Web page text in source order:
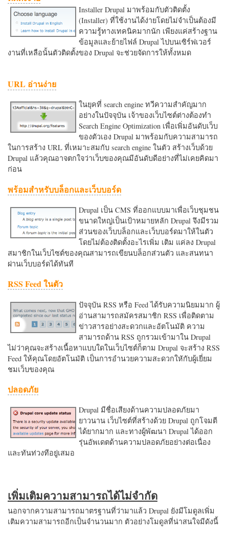
Installer Drupal มาพร้อมกับตัวติดตั้ง
(Installer) ที่ใช้งานได้ง่ายโดยไม่จำเป็นต้องมี
ความรู้ทางเทคนิคมากนัก เพียงแค่สร้างฐาน
ข้อมูลและย้ายไฟล์ Drupal ไปบนเซิร์ฟเวอร์
งานที่เหลือนั้นตัวติดตั้งของ Drupal จะช่วยจัดการให้ทั้งหมด
URL อ่านง่าย
ในยุคที่ search engine ทวีความสำคัญมาก
อย่างในปัจจุบัน เจ้าของเว็บไซต์ต่างต้องทำ
Search Engine Optimization เพื่อเพิ่มอันดับเว็บ
ของตัวเอง Drupal มาพร้อมกับความสามารถ
ในการสร้าง URL ที่เหมาะสมกับ search engine ในตัว สร้างเว็บด้วย
Drupal แล้วคุณอาจตกใจว่าเว็บของคุณมีอันดับดีอย่างที่ไม่เคยคิดมา
ก่อน
พร้อมสำหรับบล็อกและเว็บบอร์ด
Drupal เป็น CMS ที่ออกแบบมาเพื่อเว็บชุมชน
ขนาดใหญ่เป็นเป้าหมายหลัก Drupal จึงมีรวม
ส่วนของเว็บบล็อกและเว็บบอร์ดมาให้ในตัว
โดยไม่ต้องติดตั้งอะไรเพิ่ม เติม แค่ลง Drupal
สมาชิกในเว็บไซต์ของคุณสามารถเขียนบล็อกส่วนตัว และสนทนา
ผ่านเว็บบอร์ดได้ทันที
RSS Feed ในตัว
ปัจจุบัน RSS หรือ Feed ได้รับความนิยมมาก ผู้
อ่านสามารถสมัครสมาชิก RSS เพื่อติดตาม
ข่าวสารอย่างสะดวกและอัตโนมัติ ความ
สามารถด้าน RSS ถูกรวมเข้ามาใน Drupal
ไม่ว่าคุณจะสร้างเนื้อหาแบบใดในเว็บไซต์ก็ตาม Drupal จะสร้าง RSS
Feed ให้คุณโดยอัตโนมัติ เป็นการอำนวยความสะดวกใหักับผู้เยี่ยม
ชมเว็บของคุณ
ปลอดภัย
Drupal มีชื่อเสียงด้านความปลอดภัยมา
ยาวนาน เว็บไซต์ที่สร้างด้วย Drupal ถูกโจมตี
ได้ยากมาก และทางผู้พัฒนา Drupal ได้ออก
รุ่นอัพเดตด้านความปลอดภัยอย่างต่อเนื่อง
และทันท่วงทีอยู่เสมอ
เพิ่มเติมความสามารถได้ไม่จำกัด
นอกจากความสามารถมาตรฐานที่ว่ามาแล้ว Drupal ยังมีโมดูลเพิ่ม
เติมความสามารถอีกเป็นจำนวนมาก ตัวอย่างโมดูลที่น่าสนใจมีดังนี้